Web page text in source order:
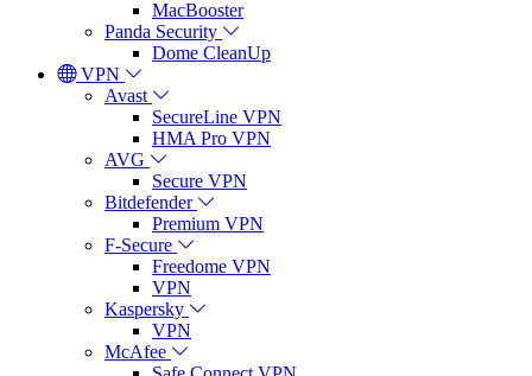
MacBooster
Panda Security
Dome CleanUp
VPN
Avast
SecureLine VPN
HMA Pro VPN
AVG
Secure VPN
Bitdefender
Premium VPN
F-Secure
Freedome VPN
VPN
Kaspersky
VPN
McAfee